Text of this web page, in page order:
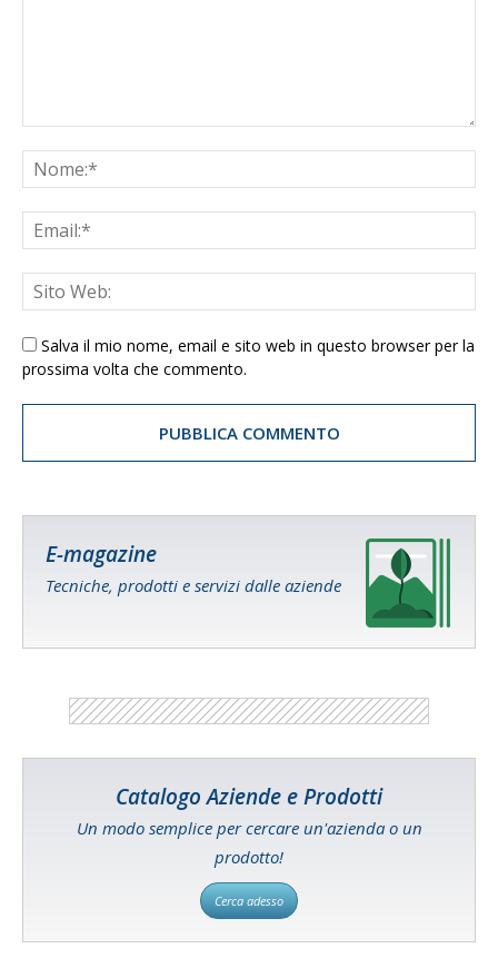
Salva il mio nome, email e sito web in questo browser per la
prossima volta che commento.
E-magazine
Tecniche, prodotti e servizi dalle aziende
Catalogo Aziende e Prodotti
Un modo semplice per cercare un'azienda o un
prodotto!
Cerca adesso